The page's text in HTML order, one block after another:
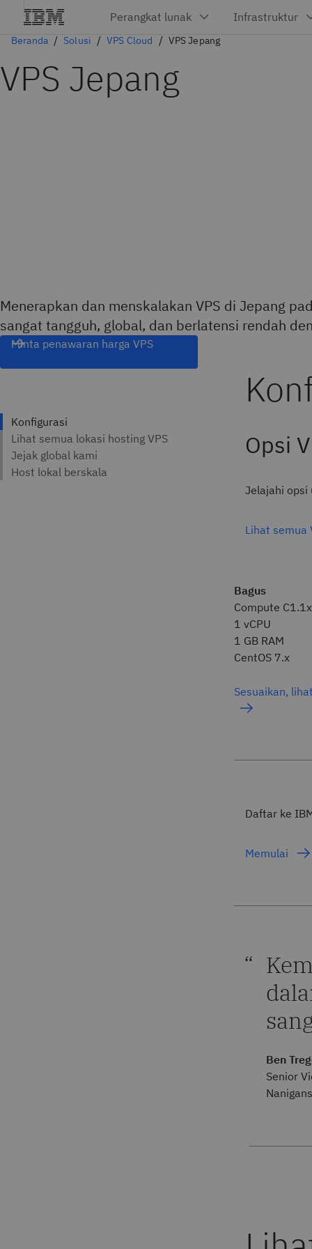
Beranda Solusi VPS Cloud VPS Jepang
VPS Jepang
Menerapkan dan menskalakan VPS di Jepang
sangat tangguh, global, dan berlatensi rendah
Minta penawaran harga VPS
Opsi
Jelajahi opsi
Lihat semua
Bagus
Compute
1 vCPU
1 GB RAM
CentOS 7.x
Sesuaikan,
Daftar ke
Memulai
Ben
Senior
Nanigans